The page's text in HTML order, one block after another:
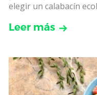
elegir un calabacín
Leer más